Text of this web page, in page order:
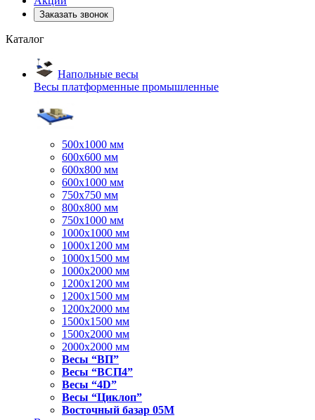
Заказать звонок
Каталог
Напольные весы
Весы платформенные промышленные
500x1000 мм
600x600 мм
600x800 мм
600x1000 мм
750x750 мм
800x800 мм
750x1000 мм
1000x1000 мм
1000x1200 мм
1000x1500 мм
1000x2000 мм
1200x1200 мм
1200x1500 мм
1200x2000 мм
1500x1500 мм
1500x2000 мм
2000x2000 мм
Весы “ВП”
Весы “ВСП4”
Весы “4D”
Весы “Циклоп”
Восточный базар 05M